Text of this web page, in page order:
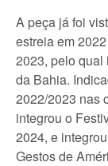
A peça já foi
estreia em
2023, pelo qual
da Bahia.
2022/2023 nas
integrou o
2024, e
Gestos de